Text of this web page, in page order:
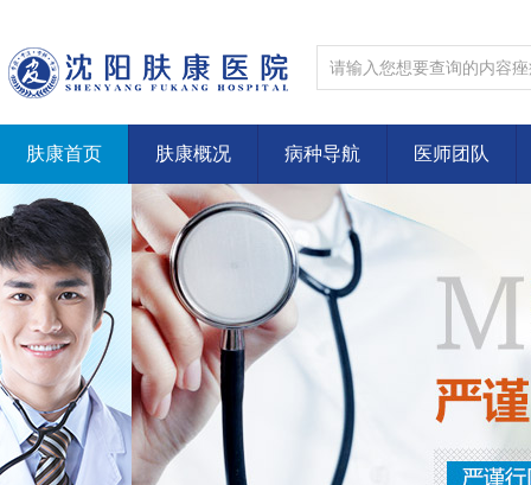
肤康首页 肤康概况 病种导航 医师团队